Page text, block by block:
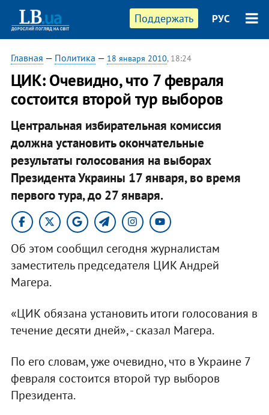
Поддержать РУС
Главная — Политика — 18 января 2010, 18:24
ЦИК: Очевидно, что 7 февраля
состоится второй тур выборов
Центральная избирательная комиссия
должна установить окончательные
результаты голосования на выборах
Президента Украины 17 января, во время
первого тура, до 27 января.
Об этом сообщил сегодня журналистам
заместитель председателя ЦИК Андрей
Магера.
«ЦИК обязана установить итоги голосования в
течение десяти дней», - сказал Магера.
По его словам, уже очевидно, что в Украине 7
февраля состоится второй тур выборов
Президента.